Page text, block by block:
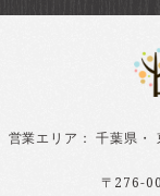
営業エリア ：千葉県 ・
〒276-